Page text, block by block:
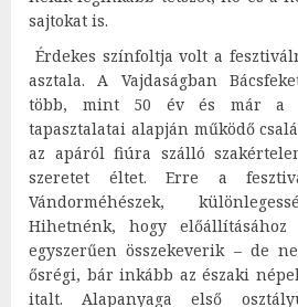
sajtokat is.
Érdekes színfoltja volt a
asztala. A Vajdaságban
több, mint 50 év és már a
tapasztalatai alapján működő
az apáról fiúra szálló
szeretet éltet. Erre a
Vándorméhészek,
Hihetnénk, hogy
egyszerűen összekeverik – de
ősrégi, bár inkább az északi
italt. Alapanyaga első